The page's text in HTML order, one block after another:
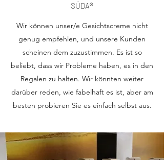
SÜDA®
Wir können unser/e Gesichtscreme nicht
genug empfehlen, und unsere Kunden
scheinen dem zuzustimmen. Es ist so
beliebt, dass wir Probleme haben, es in den
Regalen zu halten. Wir könnten weiter
darüber reden, wie fabelhaft es ist, aber am
besten probieren Sie es einfach selbst aus.